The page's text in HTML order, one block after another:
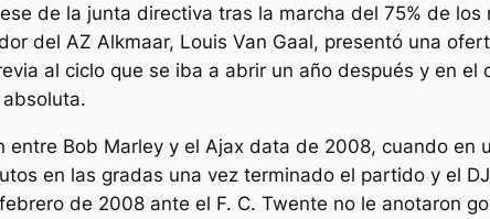
de la junta directiva tras la marcha del 75% de
del AZ Alkmaar, Louis Van Gaal, presentó una
al ciclo que se iba a abrir un año después y en
entre Bob Marley y el Ajax data de 2008, cuando
en las gradas una vez terminado el partido y el
de 2008 ante el F. C. Twente no le anotaron